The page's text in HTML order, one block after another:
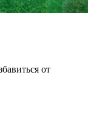
от